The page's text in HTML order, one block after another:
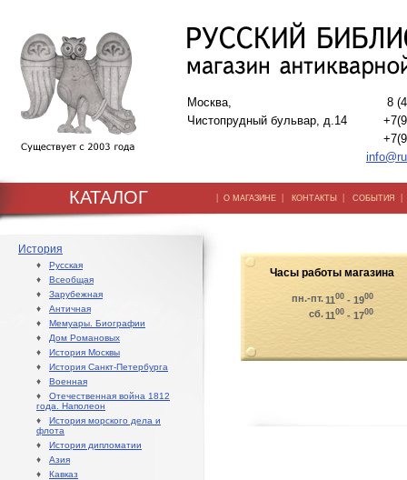
Москва,
Чистопрудный бульвар, д.14
8
КАТАЛОГ | О МАГАЗИНЕ | КОНТАКТЫ | СОБЫТИЯ
История
♦ Русская
♦ Всеобщая
♦ Зарубежная
♦ Античная
♦ Мемуары. Биографии
♦ Дом Романовых
♦ История Москвы
♦ История Санкт-Петербурга
♦ Военная
♦ Отечественная война 1812
года. Наполеон
♦ История морского дела и
флота
♦ История дипломатии
♦ Азия
♦ Кавказ
Часы работы магазина
пн.-пт.1100 - 1900
сб.1100 - 1700